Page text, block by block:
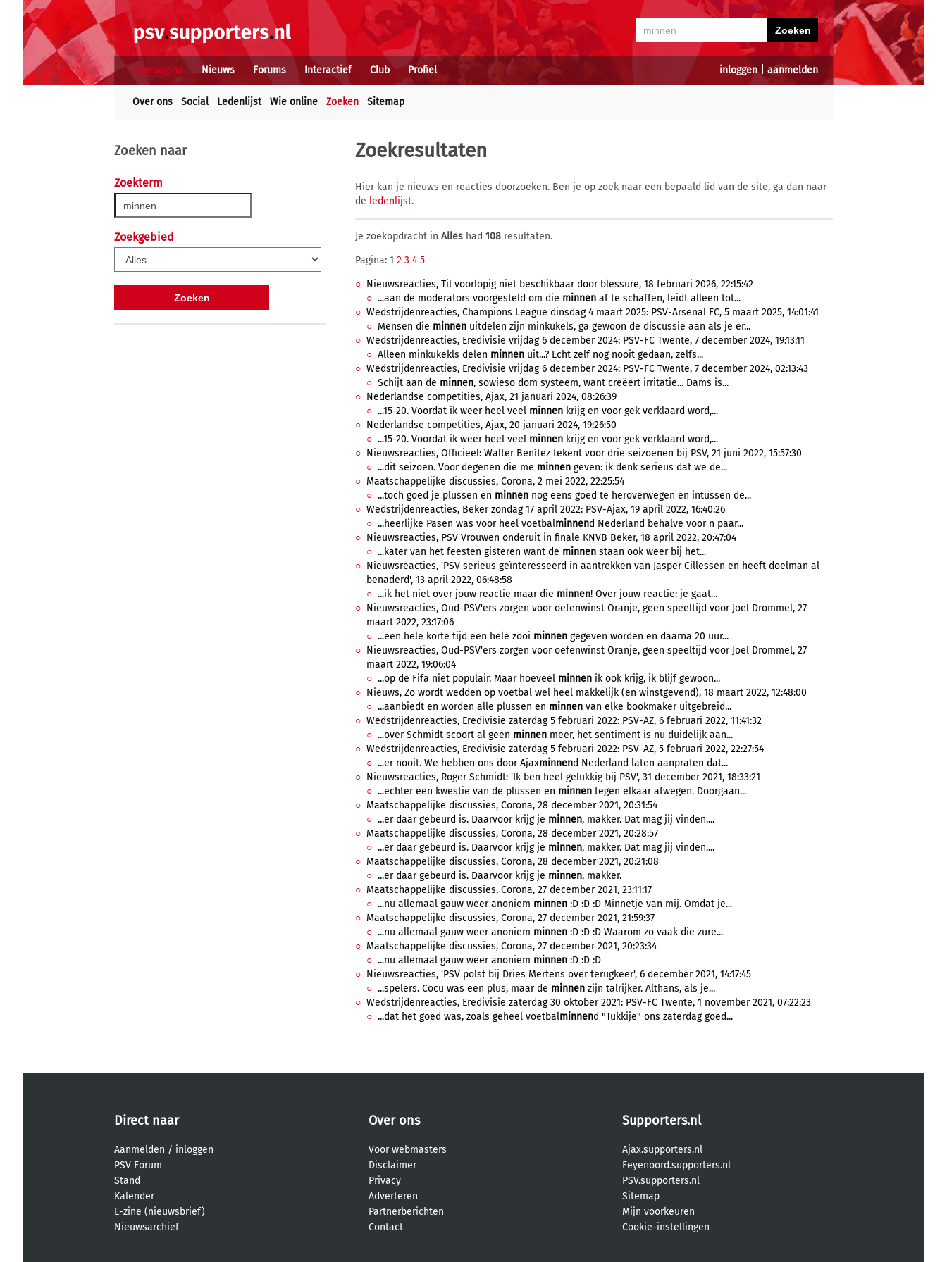
inloggen| aanmelden
Voorpagina Nieuws Forums Interactief Club Profiel
Over ons Social Ledenlijst Wie online Zoeken Sitemap
Zoeken naar
Zoekterm
Zoekgebied
Zoekresultaten
Hier kan je nieuws en reacties doorzoeken. Ben je op zoek naar een bepaald lid van de site, ga dan naar
de ledenlijst.
Je zoekopdracht in Alles had 108 resultaten.
Pagina: 1 2 3 4 5
Nieuwsreacties, Til voorlopig niet beschikbaar door blessure, 18 februari 2026, 22:15:42
...aan de moderators voorgesteld om die minnen af te schaffen, leidt alleen tot...
Wedstrijdenreacties, Champions League dinsdag 4 maart 2025: PSV-Arsenal FC, 5 maart 2025, 14:01:41
Mensen die minnen uitdelen zijn minkukels, ga gewoon de discussie aan als je er...
Wedstrijdenreacties, Eredivisie vrijdag 6 december 2024: PSV-FC Twente, 7 december 2024, 19:13:11
Alleen minkukekls delen minnen uit...? Echt zelf nog nooit gedaan, zelfs...
Wedstrijdenreacties, Eredivisie vrijdag 6 december 2024: PSV-FC Twente, 7 december 2024, 02:13:43
Schijt aan de minnen, sowieso dom systeem, want creëert irritatie... Dams is...
Nederlandse competities, Ajax, 21 januari 2024, 08:26:39
...15-20. Voordat ik weer heel veel minnen krijg en voor gek verklaard word,...
Nederlandse competities, Ajax, 20 januari 2024, 19:26:50
...15-20. Voordat ik weer heel veel minnen krijg en voor gek verklaard word,...
Nieuwsreacties, Officieel: Walter Benítez tekent voor drie seizoenen bij PSV, 21 juni 2022, 15:57:30
...dit seizoen. Voor degenen die me minnen geven: ik denk serieus dat we de...
Maatschappelijke discussies, Corona, 2 mei 2022, 22:25:54
...toch goed je plussen en minnen nog eens goed te heroverwegen en intussen de...
Wedstrijdenreacties, Beker zondag 17 april 2022: PSV-Ajax, 19 april 2022, 16:40:26
...heerlijke Pasen was voor heel voetbalminnend Nederland behalve voor n paar...
Nieuwsreacties, PSV Vrouwen onderuit in finale KNVB Beker, 18 april 2022, 20:47:04
...kater van het feesten gisteren want de minnen staan ook weer bij het...
Nieuwsreacties, 'PSV serieus geïnteresseerd in aantrekken van Jasper Cillessen en heeft doelman al
benaderd', 13 april 2022, 06:48:58
...ik het niet over jouw reactie maar die minnen! Over jouw reactie: je gaat...
Nieuwsreacties, Oud-PSV'ers zorgen voor oefenwinst Oranje, geen speeltijd voor Joël Drommel, 27
maart 2022, 23:17:06
...een hele korte tijd een hele zooi minnen gegeven worden en daarna 20 uur...
Nieuwsreacties, Oud-PSV'ers zorgen voor oefenwinst Oranje, geen speeltijd voor Joël Drommel, 27
maart 2022, 19:06:04
...op de Fifa niet populair. Maar hoeveel minnen ik ook krijg, ik blijf gewoon...
Nieuws, Zo wordt wedden op voetbal wel heel makkelijk (en winstgevend), 18 maart 2022, 12:48:00
...aanbiedt en worden alle plussen en minnen van elke bookmaker uitgebreid...
Wedstrijdenreacties, Eredivisie zaterdag 5 februari 2022: PSV-AZ, 6 februari 2022, 11:41:32
...over Schmidt scoort al geen minnen meer, het sentiment is nu duidelijk aan...
Wedstrijdenreacties, Eredivisie zaterdag 5 februari 2022: PSV-AZ, 5 februari 2022, 22:27:54
...er nooit. We hebben ons door Ajaxminnend Nederland laten aanpraten dat...
Nieuwsreacties, Roger Schmidt: 'Ik ben heel gelukkig bij PSV', 31 december 2021, 18:33:21
...echter een kwestie van de plussen en minnen tegen elkaar afwegen. Doorgaan...
Maatschappelijke discussies, Corona, 28 december 2021, 20:31:54
...er daar gebeurd is. Daarvoor krijg je minnen, makker. Dat mag jij vinden....
Maatschappelijke discussies, Corona, 28 december 2021, 20:28:57
...er daar gebeurd is. Daarvoor krijg je minnen, makker. Dat mag jij vinden....
Maatschappelijke discussies, Corona, 28 december 2021, 20:21:08
...er daar gebeurd is. Daarvoor krijg je minnen, makker.
Maatschappelijke discussies, Corona, 27 december 2021, 23:11:17
...nu allemaal gauw weer anoniem minnen :D :D :D Minnetje van mij. Omdat je...
Maatschappelijke discussies, Corona, 27 december 2021, 21:59:37
...nu allemaal gauw weer anoniem minnen :D :D :D Waarom zo vaak die zure...
Maatschappelijke discussies, Corona, 27 december 2021, 20:23:34
...nu allemaal gauw weer anoniem minnen :D :D :D
Nieuwsreacties, 'PSV polst bij Dries Mertens over terugkeer', 6 december 2021, 14:17:45
...spelers. Cocu was een plus, maar de minnen zijn talrijker. Althans, als je...
Wedstrijdenreacties, Eredivisie zaterdag 30 oktober 2021: PSV-FC Twente, 1 november 2021, 07:22:23
...dat het goed was, zoals geheel voetbalminnend "Tukkije" ons zaterdag goed...
Direct naar
Aanmelden / inloggen
PSV Forum
Stand
Kalender
E-zine (nieuwsbrief)
Nieuwsarchief
Over ons
Voor webmasters
Disclaimer
Privacy
Adverteren
Partnerberichten
Contact
Supporters.nl
Ajax.supporters.nl
Feyenoord.supporters.nl
PSV.supporters.nl
Sitemap
Mijn voorkeuren
Cookie-instellingen